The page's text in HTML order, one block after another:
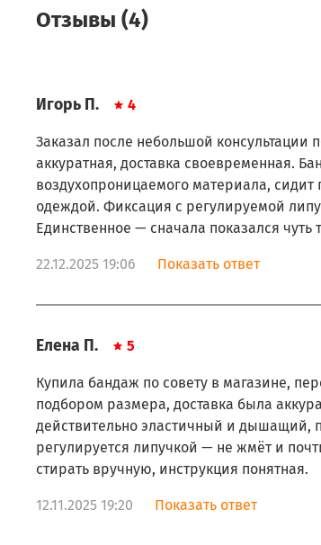
Отзывы (4)
Игорь П. 4
Заказал после небольшой
аккуратная, доставка своевременная.
воздухопроницаемого материала,
одеждой. Фиксация с регулируемой
Единственное — сначала показался
22.12.2025 19:06 Показать ответ
Елена П. 5
Купила бандаж по совету в магазине,
подбором размера, доставка была
действительно эластичный и дышащий,
регулируется липучкой — не жмёт и
стирать вручную, инструкция понятная.
12.11.2025 19:20 Показать ответ